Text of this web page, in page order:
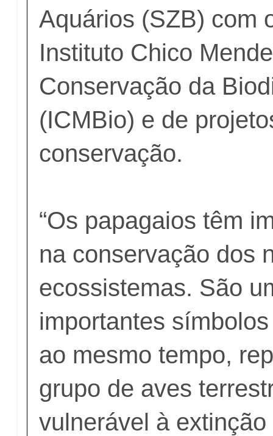
Aquários (SZB) com
Instituto Chico
Conservação da
(ICMBio) e de
conservação.
“Os papagaios têm
na conservação dos
ecossistemas. São
importantes
ao mesmo tempo,
grupo de aves
vulnerável à